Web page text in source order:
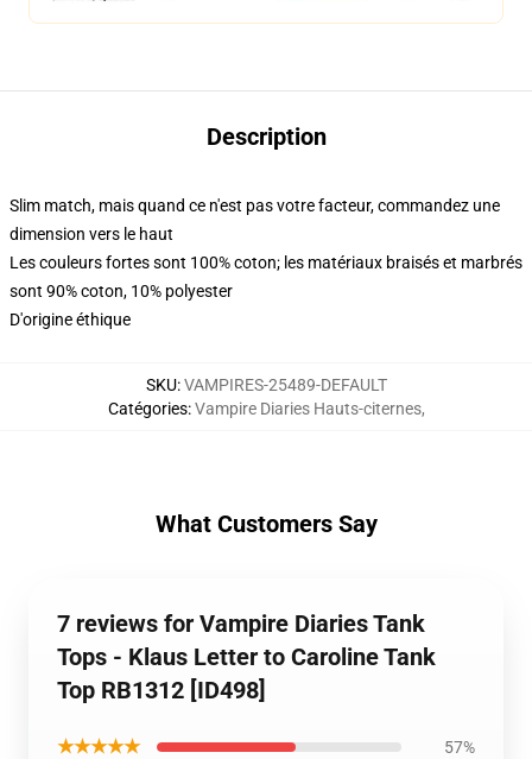
Description
Slim match, mais quand ce n'est pas votre facteur, commandez une
dimension vers le haut
Les couleurs fortes sont 100% coton; les matériaux braisés et marbrés
sont 90% coton, 10% polyester
D'origine éthique
SKU:VAMPIRES-25489-DEFAULT
Catégories:Vampire Diaries Hauts-citernes,
What Customers Say
7 reviews for Vampire Diaries Tank
Tops - Klaus Letter to Caroline Tank
Top RB1312 [ID498]
★★★★★ 57%